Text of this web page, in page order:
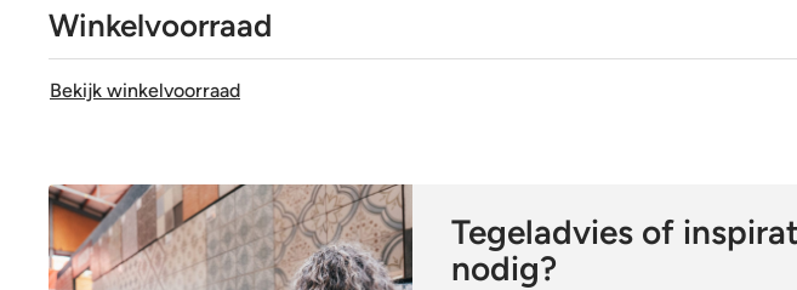
Winkelvoorraad
Bekijk winkelvoorraad
Tegeladvies of
nodig?